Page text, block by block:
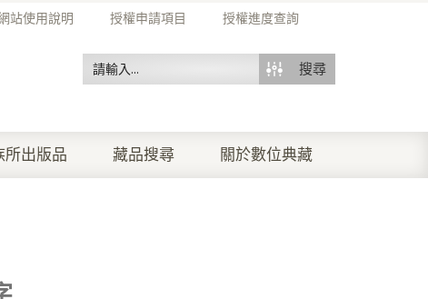
站使用說明 授權申請項目 授權進度查詢
搜尋
所出版品 藏品搜尋 關於數位典藏